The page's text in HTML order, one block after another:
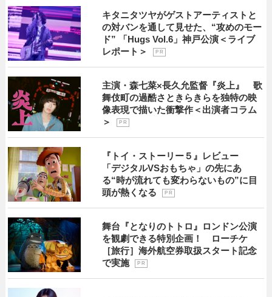
キタニタツヤがゲストアーティストと
の対バンを通して見せた、“攻めのモー
ド” 「Hugs Vol.6」神戸公演＜ライブ
レポート＞
P R
主演・森七菜×長久允監督『炎上』 歌
舞伎町の過酷さときらきらを独特の映
像表現で描いた衝撃作＜出演者コラム
＞
P R
『トイ・ストーリー５』レビュー
「デジタルVSおもちゃ」の先にあ
る“時が流れても変わらないもの”に目
頭が熱くなる
P R
舞台『となりのトトロ』ロンドン公演
を観劇できる特別企画！ ローチケ
［旅行］海外航空券取扱スタート記念
で実施
P R